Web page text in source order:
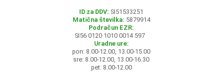
ID za DDV: SI51533251
Matična številka: 5879914
Podračun EZR:
SI56 0120 1010 0014 597
Uradne ure:
pon: 8.00-12.00, 13.00-15.00
sre: 8.00-12.00, 13.00-16.30
pet: 8.00-12.00